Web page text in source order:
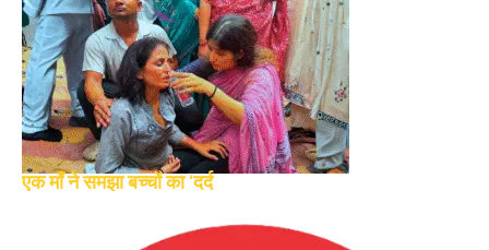
एक माँ ने समझा बच्चों का ‘दर्द